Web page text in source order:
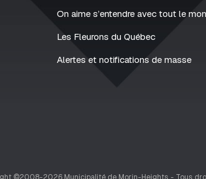
On aime s’entendre avec tout le
Les Fleurons du Québec
Alertes et notifications de masse
©2008-2026 Municipalité de Morin-Heights - Tous